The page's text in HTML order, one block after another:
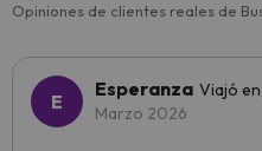
Opiniones de clientes reales de
Esperanza Viajó
Marzo 2026